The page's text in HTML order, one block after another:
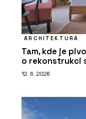
ARCHITEKTURA
Tam, kde je
o rekonstrukci
12. 6. 2026